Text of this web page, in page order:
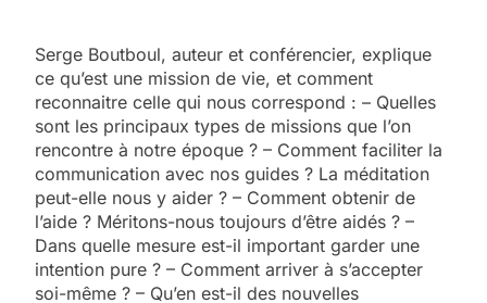
Serge Boutboul, auteur et conférencier, explique
ce qu’est une mission de vie, et comment
reconnaitre celle qui nous correspond : – Quelles
sont les principaux types de missions que l’on
rencontre à notre époque ? – Comment faciliter la
communication avec nos guides ? La méditation
peut-elle nous y aider ? – Comment obtenir de
l’aide ? Méritons-nous toujours d’être aidés ? –
Dans quelle mesure est-il important garder une
intention pure ? – Comment arriver à s’accepter
soi-même ? – Qu’en est-il des nouvelles